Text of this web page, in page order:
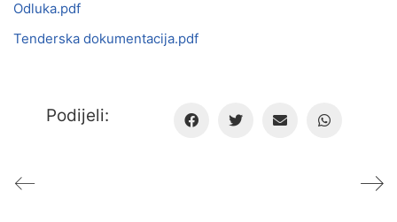
Odluka.pdf
Tenderska dokumentacija.pdf
Podijeli: